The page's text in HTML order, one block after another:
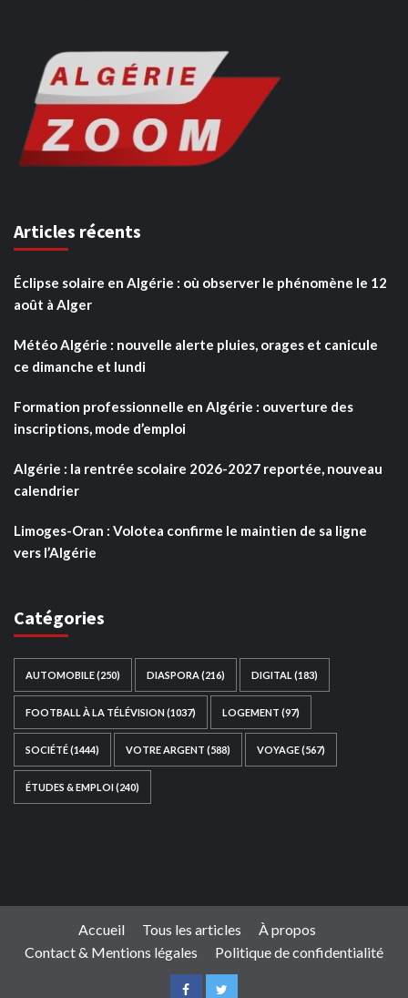
Articles récents
Éclipse solaire en Algérie : où observer le phénomène le 12
août à Alger
Météo Algérie : nouvelle alerte pluies, orages et canicule
ce dimanche et lundi
Formation professionnelle en Algérie : ouverture des
inscriptions, mode d’emploi
Algérie : la rentrée scolaire 2026-2027 reportée, nouveau
calendrier
Limoges-Oran : Volotea confirme le maintien de sa ligne
vers l’Algérie
Catégories
AUTOMOBILE(250) DIASPORA(216) DIGITAL (183)
FOOTBALL À LA TÉLÉVISION(1037) LOGEMENT (97)
SOCIÉTÉ(1444) VOTRE ARGENT (588) VOYAGE(567)
ÉTUDES & EMPLOI(240)
Accueil Tous les articles
À propos
Contact & Mentions légales
Politique de confidentialité